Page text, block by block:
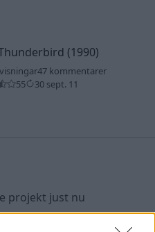
(1990)
47 kommentarer
55
30 sept. 11
projekt just nu